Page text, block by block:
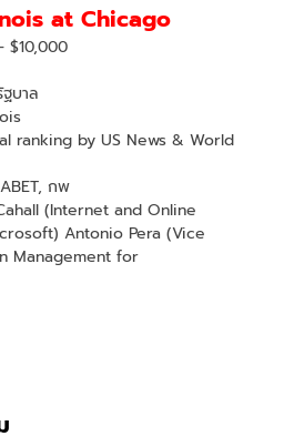
at Chicago
$10,000
บาล
ranking by US News & World
กพ
(Internet and Online
Antonio Pera (Vice
Management for